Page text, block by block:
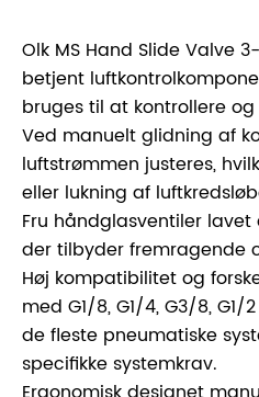
Olk MS Hand Slide Valve
betjent
bruges til at kontrollere
Ved manuelt glidning af
luftstrømmen justeres,
eller lukning af
Fru håndglasventiler
der tilbyder fremragende
Høj kompatibilitet og
med G1/8, G1/4, G3/8,
de fleste pneumatiske
specifikke systemkrav.